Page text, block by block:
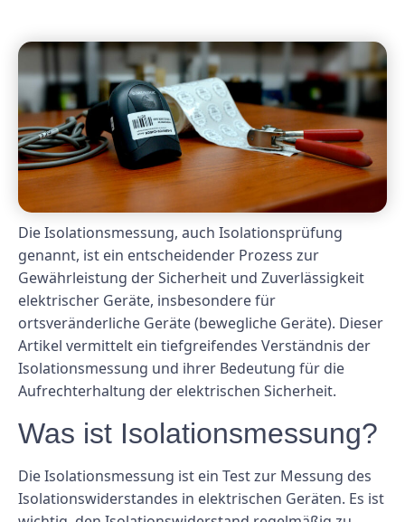
Die Isolationsmessung, auch Isolationsprüfung
genannt, ist ein entscheidender Prozess zur
Gewährleistung der Sicherheit und Zuverlässigkeit
elektrischer Geräte, insbesondere für
ortsveränderliche Geräte (bewegliche Geräte). Dieser
Artikel vermittelt ein tiefgreifendes Verständnis der
Isolationsmessung und ihrer Bedeutung für die
Aufrechterhaltung der elektrischen Sicherheit.
Was ist Isolationsmessung?
Die Isolationsmessung ist ein Test zur Messung des
Isolationswiderstandes in elektrischen Geräten. Es ist